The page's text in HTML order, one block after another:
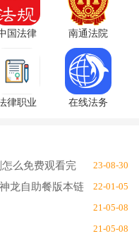
国法律
(中国法律
法规官
安卓版
南通法院
支云庭审
系统
app5.0.1官
方版
律职业
在线法务
么免费观看完
23-08-30
龙自助餐版本链
22-01-05
21-05-08
21-05-08